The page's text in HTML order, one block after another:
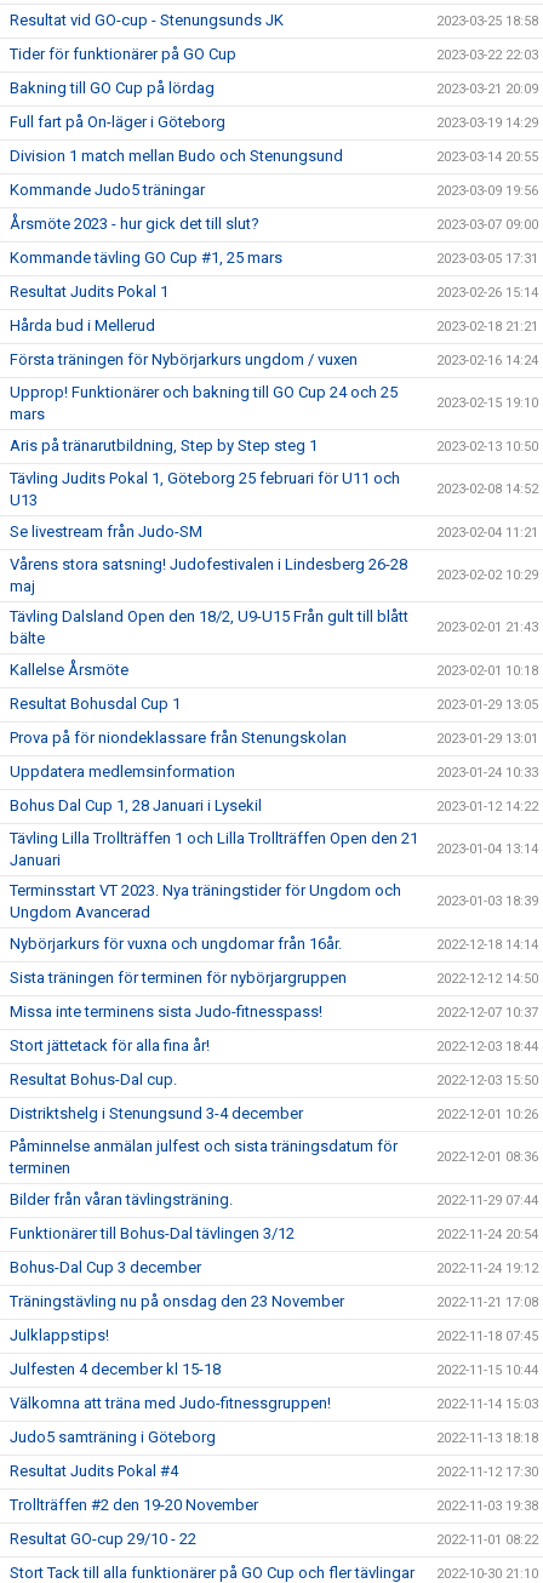
Resultat vid GO-cup - Stenungsunds JK 2023-03-25 18:58
Tider för funktionärer på GO Cup 2023-03-22 22:03
Bakning till GO Cup på lördag 2023-03-21 20:09
Full fart på On-läger i Göteborg 2023-03-19 14:29
Division 1 match mellan Budo och Stenungsund 2023-03-14 20:55
Kommande Judo5 träningar 2023-03-09 19:56
Årsmöte 2023 - hur gick det till slut? 2023-03-07 09:00
Kommande tävling GO Cup #1, 25 mars 2023-03-05 17:31
Resultat Judits Pokal 1 2023-02-26 15:14
Hårda bud i Mellerud 2023-02-18 21:21
Första träningen för Nybörjarkurs ungdom / vuxen 2023-02-16 14:24
Upprop! Funktionärer och bakning till GO Cup 24 och 25
mars
2023-02-15 19:10
Aris på tränarutbildning, Step by Step steg 1 2023-02-13 10:50
Tävling Judits Pokal 1, Göteborg 25 februari för U11 och
U13
2023-02-08 14:52
Se livestream från Judo-SM 2023-02-04 11:21
Vårens stora satsning! Judofestivalen i Lindesberg 26-28
maj
2023-02-02 10:29
Tävling Dalsland Open den 18/2, U9-U15 Från gult till blått
bälte
2023-02-01 21:43
Kallelse Årsmöte 2023-02-01 10:18
Resultat Bohusdal Cup 1 2023-01-29 13:05
Prova på för niondeklassare från Stenungskolan 2023-01-29 13:01
Uppdatera medlemsinformation 2023-01-24 10:33
Bohus Dal Cup 1, 28 Januari i Lysekil 2023-01-12 14:22
Tävling Lilla Trollträffen 1 och Lilla Trollträffen Open den 21
Januari
2023-01-04 13:14
Terminsstart VT 2023. Nya träningstider för Ungdom och
Ungdom Avancerad
2023-01-03 18:39
Nybörjarkurs för vuxna och ungdomar från 16år. 2022-12-18 14:14
Sista träningen för terminen för nybörjargruppen 2022-12-12 14:50
Missa inte terminens sista Judo-fitnesspass! 2022-12-07 10:37
Stort jättetack för alla fina år! 2022-12-03 18:44
Resultat Bohus-Dal cup. 2022-12-03 15:50
Distriktshelg i Stenungsund 3-4 december 2022-12-01 10:26
Påminnelse anmälan julfest och sista träningsdatum för
terminen
2022-12-01 08:36
Bilder från våran tävlingsträning. 2022-11-29 07:44
Funktionärer till Bohus-Dal tävlingen 3/12 2022-11-24 20:54
Bohus-Dal Cup 3 december 2022-11-24 19:12
Träningstävling nu på onsdag den 23 November 2022-11-21 17:08
Julklappstips! 2022-11-18 07:45
Julfesten 4 december kl 15-18 2022-11-15 10:44
Välkomna att träna med Judo-fitnessgruppen! 2022-11-14 15:03
Judo5 samträning i Göteborg 2022-11-13 18:18
Resultat Judits Pokal #4 2022-11-12 17:30
Trollträffen #2 den 19-20 November 2022-11-03 19:38
Resultat GO-cup 29/10 - 22 2022-11-01 08:22
Stort Tack till alla funktionärer på GO Cup och fler tävlingar 2022-10-30 21:10